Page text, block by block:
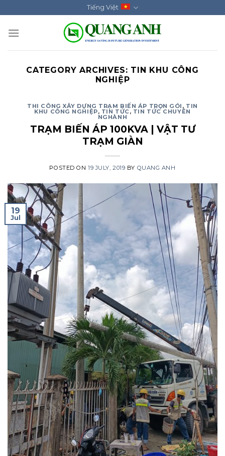
to
content
Tiếng Việt
CATEGORY ARCHIVES: TIN KHU CÔNG
NGHIỆP
THI CÔNG XÂY DỰNG TRẠM BIẾN ÁP TRỌN GÓI , TIN
KHU CÔNG NGHIỆP, TIN TỨC, TIN TỨC CHUYÊN
NGHÀNH
TRẠM BIẾN ÁP 100KVA | VẬT TƯ
TRẠM GIÀN
POSTED ON19 JULY, 2019 BY QUANG ANH
19
Jul